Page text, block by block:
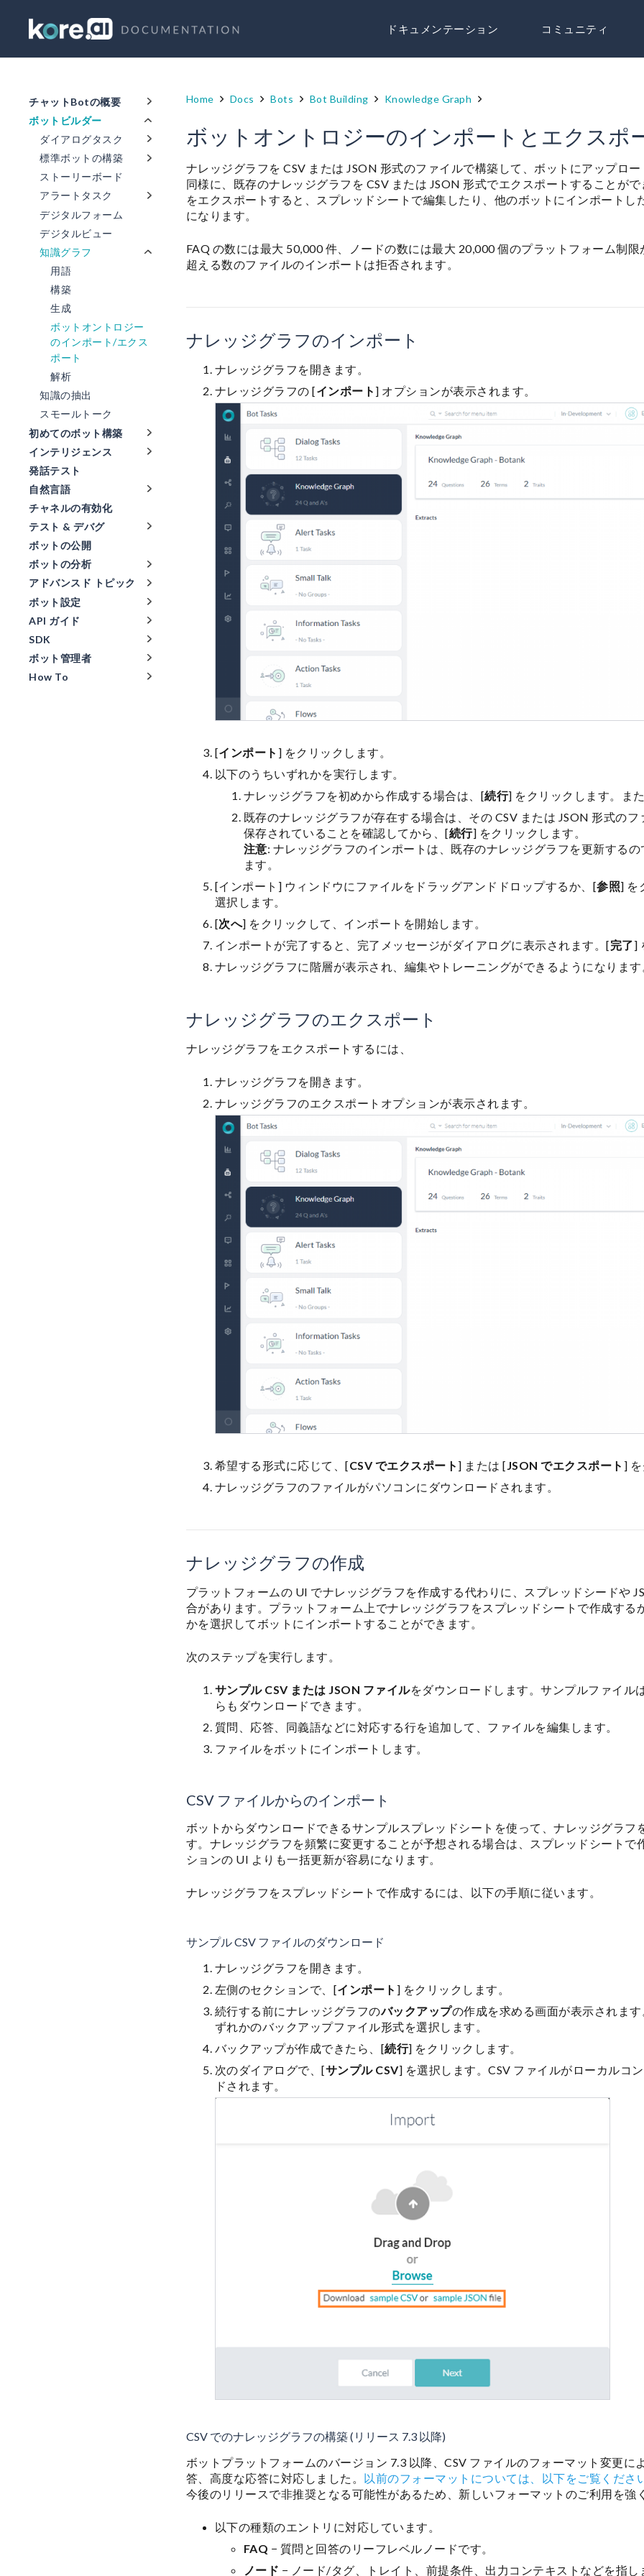
ドキュメンテーション コミュニティ
チャットBotの概要
ボットビルダー
ダイアログタスク
標準ボットの構築
ストーリーボード
アラートタスク
デジタルフォーム
デジタルビュー
知識グラフ
用語
構築
生成
ボットオントロジー
のインポート/エクス
ポート
解析
知識の抽出
スモールトーク
初めてのボット構築
インテリジェンス
発話テスト
自然言語
チャネルの有効化
テスト & デバグ
ボットの公開
ボットの分析
アドバンスド トピック
ボット設定
API ガイド
SDK
ボット管理者
How To
Home Docs Bots Bot Building Knowledge Graph
ボットオントロジーのインポートとエクスポ
ナレッジグラフを CSV または JSON 形式のファイルで構築して、ボットにアップロ
同様に、既存のナレッジグラフを CSV または JSON 形式でエクスポートすることが
をエクスポートすると、スプレッドシートで編集したり、他のボットにインポートし
になります。
FAQ の数には最大 50,000 件、ノードの数には最大 20,000 個のプラットフォーム制
超える数のファイルのインポートは拒否されます。
ナレッジグラフのインポート
ナレッジグラフを開きます。
ナレッジグラフの [インポート ] オプションが表示されます。
[インポート ] をクリックします。
以下のうちいずれかを実行します。
ナレッジグラフを初めから作成する場合は、[続行] をクリックします。ま
既存のナレッジグラフが存在する場合は、その CSV または JSON 形式の
保存されていることを確認してから、[続行] をクリックします。
注意: ナレッジグラフのインポートは、既存のナレッジグラフを更新する
ます。
[インポート] ウィンドウにファイルをドラッグアンドドロップするか、[参照] を
選択します。
[次へ] をクリックして、インポートを開始します。
インポートが完了すると、完了メッセージがダイアログに表示されます。[完了]
ナレッジグラフに階層が表示され、編集やトレーニングができるようになります
ナレッジグラフのエクスポート
ナレッジグラフをエクスポートするには、
ナレッジグラフを開きます。
ナレッジグラフのエクスポートオプションが表示されます。
希望する形式に応じて、[CSV でエクスポート ] または [ JSON でエクスポート ]
ナレッジグラフのファイルがパソコンにダウンロードされます。
ナレッジグラフの作成
プラットフォームの UI でナレッジグラフを作成する代わりに、スプレッドシードや
合があります。プラットフォーム上でナレッジグラフをスプレッドシートで作成する
かを選択してボットにインポートすることができます。
次のステップを実行します。
サンプル CSV または JSON ファイルをダウンロードします。サンプルファイル
らもダウンロードできます。
質問、応答、同義語などに対応する行を追加して、ファイルを編集します。
ファイルをボットにインポートします。
CSV ファイルからのインポート
ボットからダウンロードできるサンプルスプレッドシートを使って、ナレッジグラフ
す。ナレッジグラフを頻繁に変更することが予想される場合は、スプレッドシートで
ションの UI よりも一括更新が容易になります。
ナレッジグラフをスプレッドシートで作成するには、以下の手順に従います。
サンプル CSV ファイルのダウンロード
ナレッジグラフを開きます。
左側のセクションで、[インポート ] をクリックします。
続行する前にナレッジグラフのバックアップの作成を求める画面が表示されま
ずれかのバックアップファイル形式を選択します。
バックアップが作成できたら、[続行] をクリックします。
次のダイアログで、[サンプル CSV] を選択します。CSV ファイルがローカルコ
ドされます。
CSV でのナレッジグラフの構築 (リリース 7.3 以降)
ボットプラットフォームのバージョン 7.3 以降、CSV ファイルのフォーマット変更に
答、高度な応答に対応しました。 以前のフォーマットについては、以下をご覧くださ
今後のリリースで非推奨となる可能性があるため、新しいフォーマットのご利用を強
以下の種類のエントリに対応しています。
FAQ − 質問と回答のリーフレベルノードです。
ノード − ノード/タグ、トレイト、前提条件、出力コンテキストなどを指し